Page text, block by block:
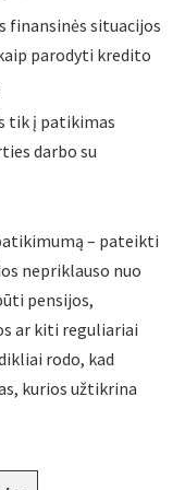
finansinės situacijos
parodyti kredito
tik į patikimas
darbo su
– pateikti
nepriklauso nuo
pensijos,
ar kiti reguliariai
rodo, kad
kurios užtikrina